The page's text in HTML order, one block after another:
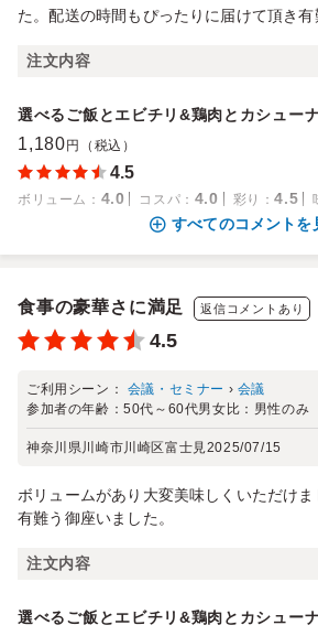
た。配送の時間もぴったりに届けて頂き有
注文内容
選べるご飯とエビチリ&鶏肉とカシュー
1,180 円（税込）
4.5
ボリューム ： 4.0 コスパ ： 4.0 彩り ：4.5
すべてのコメントを
食事の豪華さに満足 返信コメントあり
4.5
ご利用シーン： 会議・セミナー › 会議
参加者の年齢：50代～60代男女比： 男性のみ
神奈川県川崎市川崎区富士見2025/07/15
ボリュームがあり大変美味しくいただけま
有難う御座いました。
注文内容
選べるご飯とエビチリ&鶏肉とカシュー